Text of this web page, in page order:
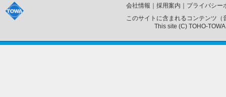
会社情報 採用案内
プライバシー
このサイトに含まれるコンテンツ
This site (C) TOHO-